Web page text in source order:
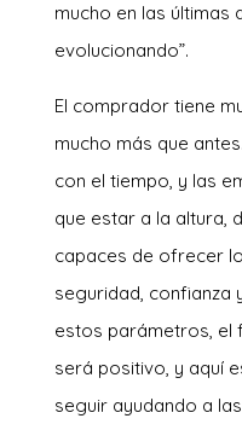
mucho en las últimas
evolucionando”.
El comprador tiene
mucho más que
con el tiempo, y las
que estar a la altura,
capaces de ofrecer
seguridad, confianza
estos parámetros, el
será positivo, y aquí
seguir ayudando a